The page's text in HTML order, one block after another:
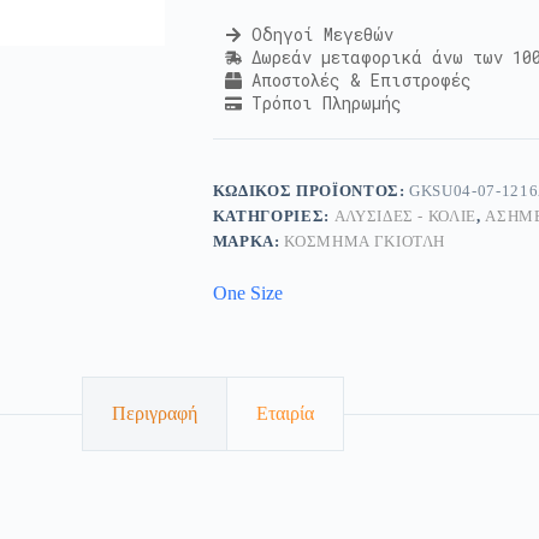
Οδηγοί Μεγεθών
Δωρεάν μεταφορικά άνω των
Αποστολές & Επιστροφές
Τρόποι Πληρωμής
ΚΩΔΙΚΌΣ ΠΡΟΪΌΝΤΟΣ:GKSU04-07-
ΚΑΤΗΓΟΡΊΕΣ: ΑΛΥΣΊΔΕΣ - ΚΟΛΙΈ,
ΜΆΡΚΑ:ΚΟΣΜΗΜΑ ΓΚΙΟΤΛΗ
One Size
Περιγραφή Εταιρία